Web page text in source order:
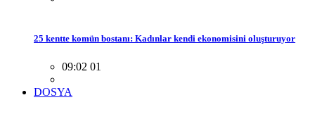
25 kentte komün bostanı: Kadınlar kendi ekonomisini oluşturuyor
09:02 01
DOSYA